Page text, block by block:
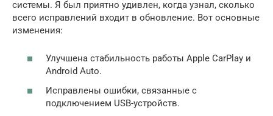
системы. Я был приятно удивлен, когда узнал, сколько
всего исправлений входит в обновление. Вот основные
изменения:
Улучшена стабильность работы Apple CarPlay и
Android Auto.
Исправлены ошибки, связанные с
подключением USB-устройств.